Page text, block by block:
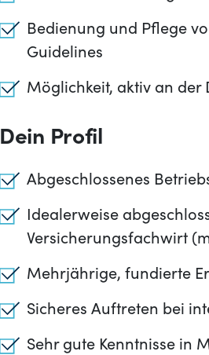
Bedienung und Pflege
Guidelines
Möglichkeit, aktiv an
Dein Profil
Abgeschlossenes
Idealerweise
Versicherungsfachwirt
Mehrjährige, fundierte
Sicheres Auftreten bei
Sehr gute Kenntnisse in